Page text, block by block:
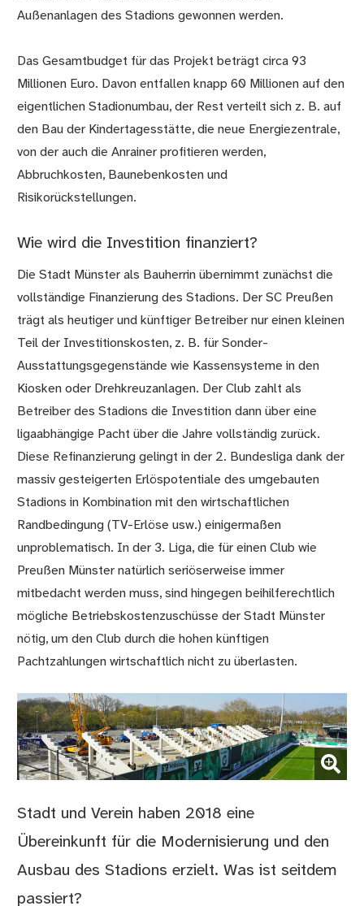
Außenanlagen des Stadions gewonnen werden.
Das Gesamtbudget für das Projekt beträgt circa 93
Millionen Euro. Davon entfallen knapp 60 Millionen auf den
eigentlichen Stadionumbau, der Rest verteilt sich z. B. auf
den Bau der Kindertagesstätte, die neue Energiezentrale,
von der auch die Anrainer profitieren werden,
Abbruchkosten, Baunebenkosten und
Risikorückstellungen.
Wie wird die Investition finanziert?
Die Stadt Münster als Bauherrin übernimmt zunächst die
vollständige Finanzierung des Stadions. Der SC Preußen
trägt als heutiger und künftiger Betreiber nur einen kleinen
Teil der Investitionskosten, z. B. für Sonder-
Ausstattungsgegenstände wie Kassensysteme in den
Kiosken oder Drehkreuzanlagen. Der Club zahlt als
Betreiber des Stadions die Investition dann über eine
ligaabhängige Pacht über die Jahre vollständig zurück.
Diese Refinanzierung gelingt in der 2. Bundesliga dank der
massiv gesteigerten Erlöspotentiale des umgebauten
Stadions in Kombination mit den wirtschaftlichen
Randbedingung (TV-Erlöse usw.) einigermaßen
unproblematisch. In der 3. Liga, die für einen Club wie
Preußen Münster natürlich seriöserweise immer
mitbedacht werden muss, sind hingegen beihilferechtlich
mögliche Betriebskostenzuschüsse der Stadt Münster
nötig, um den Club durch die hohen künftigen
Pachtzahlungen wirtschaftlich nicht zu überlasten.
(Bild vergrößern)
Stadt und Verein haben 2018 eine
Übereinkunft für die Modernisierung und den
Ausbau des Stadions erzielt. Was ist seitdem
passiert?